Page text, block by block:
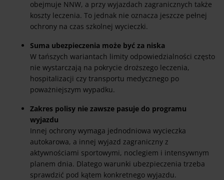
obejmuje NNW, a przy wyjazdach zagranicznych także
koszty leczenia. To jednak nie oznacza jeszcze pełnej
ochrony na czas szkolnej wycieczki.
Suma ubezpieczenia może być za niska
W tańszych wariantach limity odpowiedzialności często
nie wystarczają na pokrycie droższego leczenia,
hospitalizacji czy transportu medycznego po
poważniejszym wypadku.
Zakres polisy nie zawsze pasuje do programu
wyjazdu
Innej ochrony wymaga jednodniowa wycieczka
autokarowa, a innej wyjazd zagraniczny z
aktywnościami sportowymi, noclegiem i intensywnym
planem dnia. Dlatego warunki ubezpieczenia trzeba
sprawdzić pod kątem konkretnego wyjazdu.